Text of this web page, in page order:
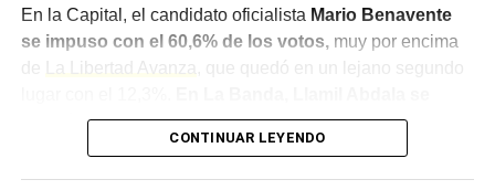
además marcada por manifestaciones en las
inmediaciones del Congreso, con incidentes entre
En la Capital, el candidato oficialista Mario Benavente
se impuso con el 60,6% de los votos,muy por encima
La Libertad Avanza
, que quedó en un lejano segundo
quedó con la intendencia con el 51,6%, dejando en el
camino al Frente Renovador y Progresista (12,5%) y a
CONTINUAR LEYENDO